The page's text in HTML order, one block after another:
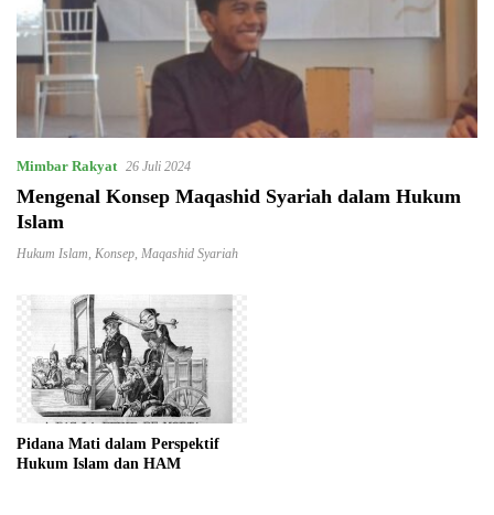
Mimbar Rakyat 26 Juli 2024
Mengenal Konsep Maqashid Syariah dalam Hukum
Islam
Hukum Islam Konsep Maqashid Syariah
Pidana Mati dalam Perspektif
Hukum Islam dan HAM